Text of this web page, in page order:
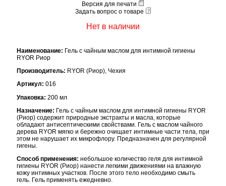
Версия для печати
Задать вопрос о товаре
Нет в наличии
Наименование: Гель с чайным маслом для интимной гигиены
RYOR Риор
Производитель: RYOR (Риор), Чехия
Артикул: 016
Упаковка: 200 мл
Назначение: Гель с чайным маслом для интимной гигиены RYOR
(Риор) содержит природные экстракты и масла, которые
обладают антисептическими свойствами. Гель с маслом чайного
дерева RYOR мягко и бережно очищает интимные части тела, при
этом не нарушает их микрофлору. Предназначен для регулярной
гигены.
Способ применения: небольшое количество геля для интимной
гигиены RYOR (Риор) нанести легкими движениями на влажную
кожу интимных участков. После этого тело необходимо смыть
гель. Гель применять ежедневно.